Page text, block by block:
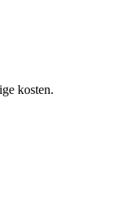
kosten.